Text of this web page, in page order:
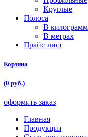
Круглые
Полоса
В
В метрах
Прайс-лист
Корзина
(0 руб.)
оформить заказ
Главная
Продукция